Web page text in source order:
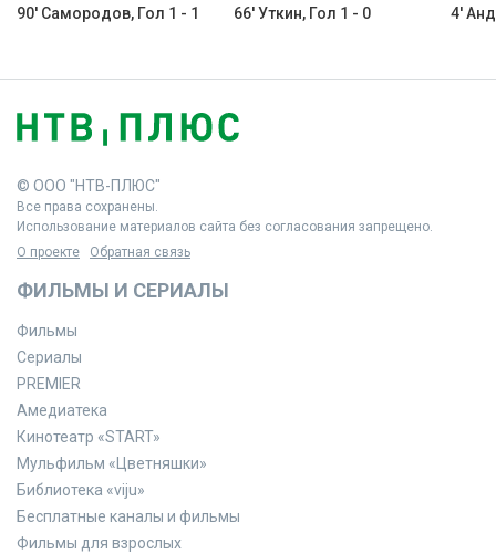
90' Самородов, Гол 1 - 1 66' Уткин, Гол 1 - 0 4'
© ООО "НТВ-ПЛЮС"
Все права сохранены.
Использование материалов сайта без согласования запрещено.
О проекте
Обратная связь
ФИЛЬМЫ И СЕРИАЛЫ
Фильмы
Сериалы
PREMIER
Амедиатека
Кинотеатр «START»
Мульфильм «Цветняшки»
Библиотека «viju»
Бесплатные каналы и фильмы
Фильмы для взрослых